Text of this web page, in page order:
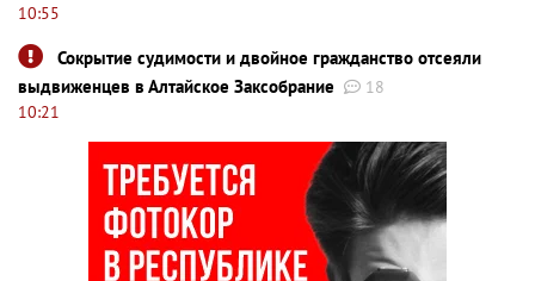
10:55
Сокрытие судимости и двойное гражданство отсеяли
выдвиженцев в Алтайское Заксобрание
18
10:21